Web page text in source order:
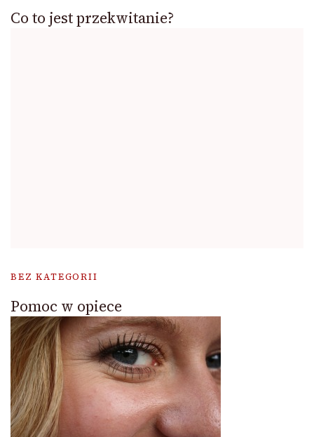
Co to jest przekwitanie?
BEZ KATEGORII
Pomoc w opiece